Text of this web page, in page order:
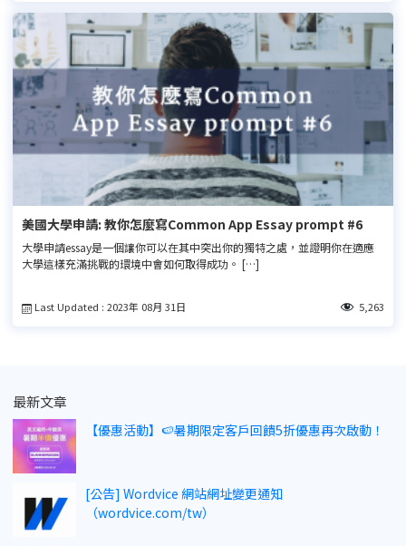
美國大學申請: 教你怎麼寫Common App Essay prompt #6
大學申請essay是一個讓你可以在其中突出你的獨特之處，並證明你在適應
大學這樣充滿挑戰的環境中會如何取得成功。 […]
Last Updated : 2023年 08月 31日 5,263
最新文章
【優惠活動】🍉暑期限定客戶回饋5折優惠再次啟動！
[公告] Wordvice 網站網址變更通知
（wordvice.com/tw）